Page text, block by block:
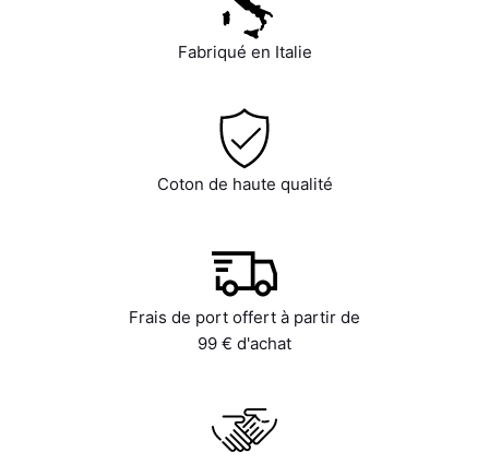
Fabriqué en Italie
Coton de haute qualité
Frais de port offert à partir de
99 € d'achat